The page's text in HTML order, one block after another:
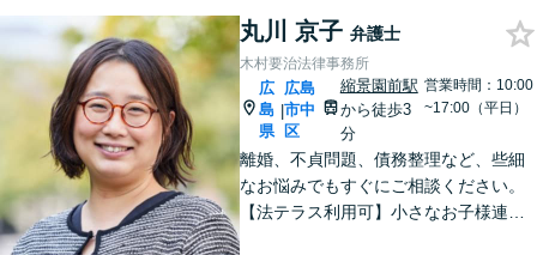
丸川 京子 弁護士
木村要治法律事務所
広
島
県
|
広島
市中
区
縮景園前駅
から徒歩3
分
営業時間：10:00
~17:00（平日）
離婚、不貞問題、債務整理など、些細
なお悩みでもすぐにご相談ください。
【法テラス利用可】小さなお子様連れ